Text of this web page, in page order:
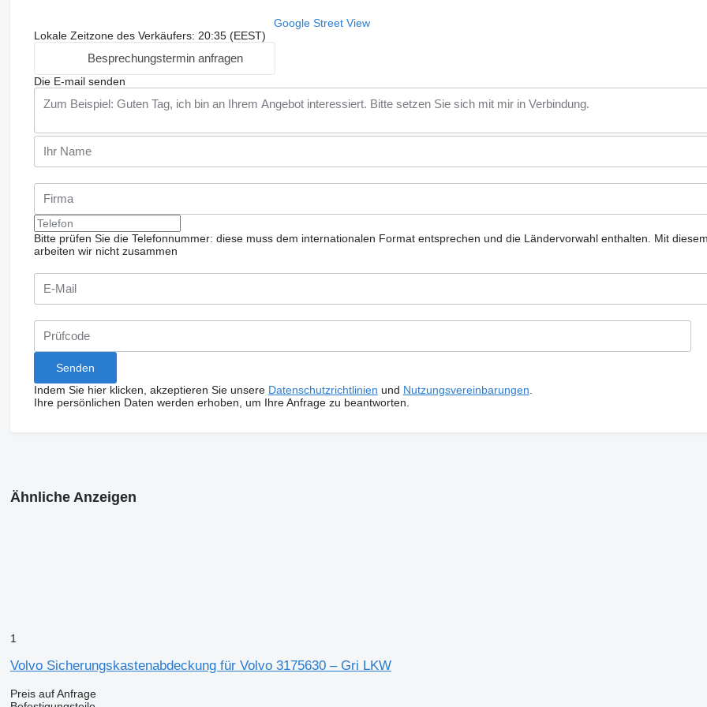
Google Street View
Lokale Zeitzone des Verkäufers: 20:35 (EEST)
Besprechungstermin anfragen
Die E-mail senden
Bitte prüfen Sie die Telefonnummer: diese muss dem internationalen Format entsprechen und die Ländervorwahl enthalten.
Mit
arbeiten wir nicht zusammen
Indem Sie hier klicken, akzeptieren Sie unsere Datenschutzrichtlinien und Nutzungsvereinbarungen
Ihre persönlichen Daten werden erhoben, um Ihre Anfrage zu beantworten.
Ähnliche Anzeigen
1
Volvo Sicherungskastenabdeckung für Volvo 3175630 – Gri LKW
Preis auf Anfrage